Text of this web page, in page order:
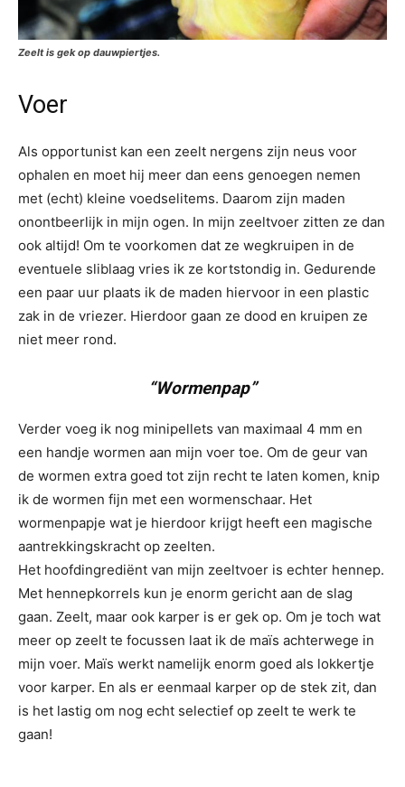
Zeelt is gek op dauwpiertjes.
Voer
Als opportunist kan een zeelt nergens zijn neus voor
ophalen en moet hij meer dan eens genoegen nemen
met (echt) kleine voedselitems. Daarom zijn maden
onontbeerlijk in mijn ogen. In mijn zeeltvoer zitten ze dan
ook altijd! Om te voorkomen dat ze wegkruipen in de
eventuele sliblaag vries ik ze kortstondig in. Gedurende
een paar uur plaats ik de maden hiervoor in een plastic
zak in de vriezer. Hierdoor gaan ze dood en kruipen ze
niet meer rond.
“Wormenpap”
Verder voeg ik nog minipellets van maximaal 4 mm en
een handje wormen aan mijn voer toe. Om de geur van
de wormen extra goed tot zijn recht te laten komen, knip
ik de wormen fijn met een wormenschaar. Het
wormenpapje wat je hierdoor krijgt heeft een magische
aantrekkingskracht op zeelten.
Het hoofdingrediënt van mijn zeeltvoer is echter hennep.
Met hennepkorrels kun je enorm gericht aan de slag
gaan. Zeelt, maar ook karper is er gek op. Om je toch wat
meer op zeelt te focussen laat ik de maïs achterwege in
mijn voer. Maïs werkt namelijk enorm goed als lokkertje
voor karper. En als er eenmaal karper op de stek zit, dan
is het lastig om nog echt selectief op zeelt te werk te
gaan!